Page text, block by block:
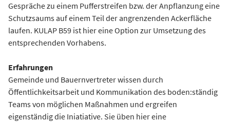
Gespräche zu einem Pufferstreifen bzw. der Anpflanzung eine
Schutzsaums auf einem Teil der angrenzenden Ackerfläche
laufen. KULAP B59 ist hier eine Option zur Umsetzung des
entsprechenden Vorhabens.
Erfahrungen
Gemeinde und Bauernvertreter wissen durch
Öffentlichkeitsarbeit und Kommunikation des boden:ständig
Teams von möglichen Maßnahmen und ergreifen
eigenständig die Iniatiative. Sie üben hier eine